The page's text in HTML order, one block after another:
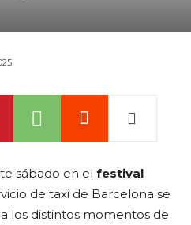
sábado en el festival
de taxi de Barcelona se
los distintos momentos de